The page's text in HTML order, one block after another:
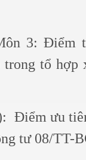
3: Điểm
trong tổ
Điểm ưu
tư 08/TT-